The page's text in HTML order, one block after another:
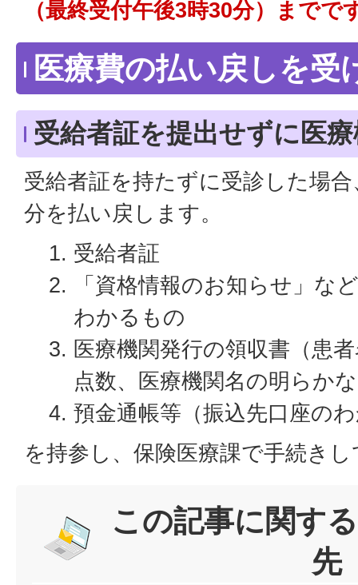
（最終受付午後3時30分）までで
医療費の払い戻しを受
受給者証を提出せずに医
受給者証を持たずに受診した場
分を払い戻します。
受給者証
「資格情報のお知らせ」な
わかるもの
医療機関発行の領収書（患
点数、医療機関名の明らか
預金通帳等（振込先口座の
を持参し、保険医療課で手続き
この記事に関す
先